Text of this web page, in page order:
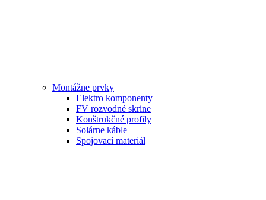
Montážne prvky
Elektro komponenty
FV rozvodné skrine
Konštrukčné profily
Solárne káble
Spojovací materiál